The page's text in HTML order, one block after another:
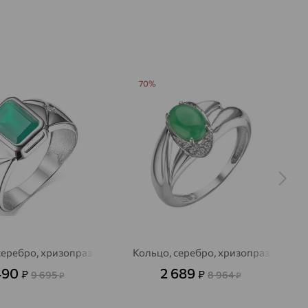
хризопраз
₽ 9 695₽
Кольцо, серебро, хризопраз
2 689 ₽ 8 964₽
70%